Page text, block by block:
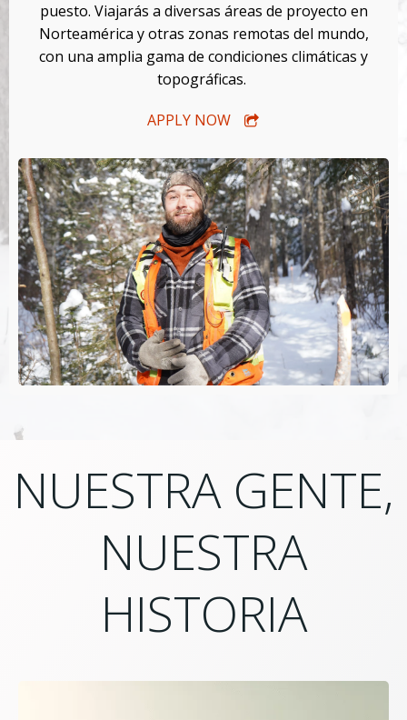
puesto. Viajarás a diversas áreas de proyecto en
Norteamérica y otras zonas remotas del mundo,
con una amplia gama de condiciones climáticas y
topográficas.
APPLY NOW
NUESTRA GENTE,
NUESTRA
HISTORIA